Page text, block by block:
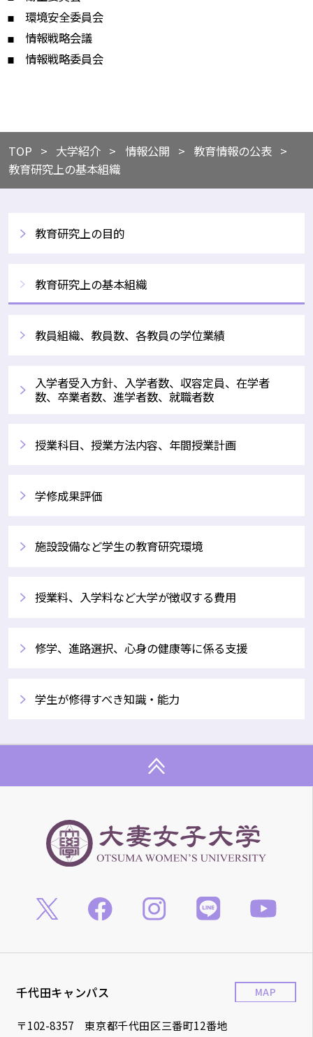
環境安全委員会
情報戦略会議
情報戦略委員会
TOP ​​大学紹介 ​情報公開
​教育情報の公表
教育研究上の基本組織
教育研究上の目的
教育研究上の基本組織
教員組織、教員数、各教員の学位業績
入学者受入方針、入学者数、収容定員、在学者
数、卒業者数、進学者数、就職者数
授業科目、授業方法内容、年間授業計画
学修成果評価
施設設備など学生の教育研究環境
授業料、入学料など大学が徴収する費用
修学、進路選択、心身の健康等に係る支援
学生が修得すべき知識・能力
千代田キャンパス
〒102-8357 東京都千代田区三番町12番地
MAP